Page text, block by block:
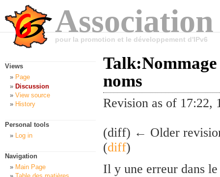
pour la promotion et le développement d'IPv6
noms
Revision as of
(diff) ← Older
(diff)
Il y une erreur dans
Views
Page
Discussion
View source
History
Personal tools
Log in
Navigation
Main Page